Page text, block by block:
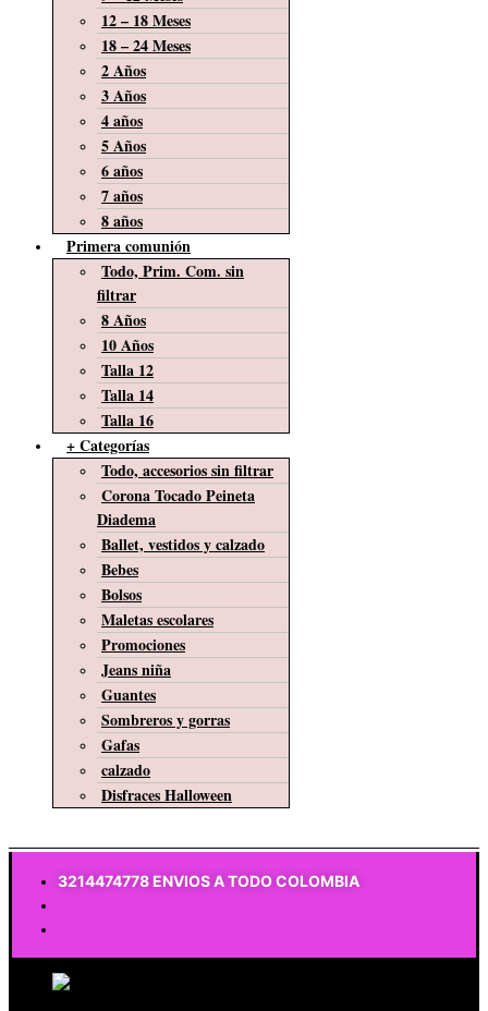
12 – 18 Meses
18 – 24 Meses
2 Años
3 Años
4 años
5 Años
6 años
7 años
8 años
Primera comunión
Todo, Prim. Com. sin
filtrar
8 Años
10 Años
Talla 12
Talla 14
Talla 16
+ Categorías
Todo, accesorios sin filtrar
Corona Tocado Peineta
Diadema
Ballet, vestidos y calzado
Bebes
Bolsos
Maletas escolares
Promociones
Jeans niña
Guantes
Sombreros y gorras
Gafas
calzado
Disfraces Halloween
3214474778 ENVIOS A TODO COLOMBIA